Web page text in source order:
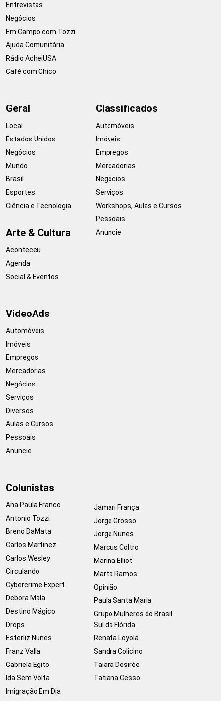
Entrevistas
Negócios
Em Campo com Tozzi
Ajuda Comunitária
Rádio AcheiUSA
Café com Chico
Geral
Local
Estados Unidos
Negócios
Mundo
Brasil
Esportes
Ciência e Tecnologia
Arte & Cultura
Aconteceu
Agenda
Social & Eventos
Classificados
Automóveis
Imóveis
Empregos
Mercadorias
Negócios
Serviços
Workshops, Aulas e Cursos
Pessoais
Anuncie
VideoAds
Automóveis
Imóveis
Empregos
Mercadorias
Negócios
Serviços
Diversos
Aulas e Cursos
Pessoais
Anuncie
Colunistas
Ana Paula Franco
Antonio Tozzi
Breno DaMata
Carlos Martinez
Carlos Wesley
Circulando
Cybercrime Expert
Debora Maia
Destino Mágico
Drops
Esterliz Nunes
Franz Valla
Gabriela Egito
Ida Sem Volta
Imigração Em Dia
Jamari França
Jorge Grosso
Jorge Nunes
Marcus Coltro
Marina Elliot
Marta Ramos
Opinião
Paula Santa Maria
Grupo Mulheres do Brasil
Sul da Flórida
Renata Loyola
Sandra Colicino
Taiara Desirée
Tatiana Cesso